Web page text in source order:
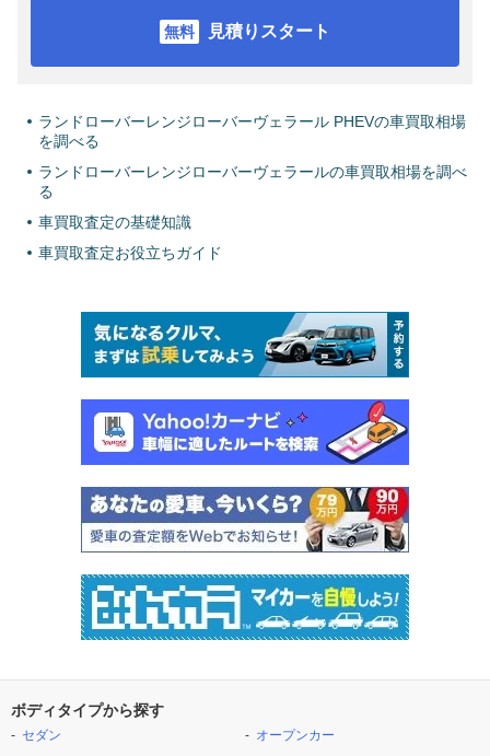
見積りスタート
ランドローバーレンジローバーヴェラール PHEVの車買取相場
を調べる
ランドローバーレンジローバーヴェラールの車買取相場を調べ
る
車買取査定の基礎知識
車買取査定お役立ちガイド
ボディタイプから探す
セダン
オープンカー